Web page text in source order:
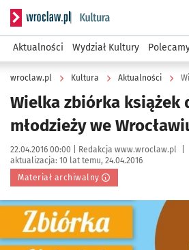
Serwis informacyjny wroclaw.pl
Aktualności Wydział Kultury
wroclaw.pl Kultura Aktualności
Wielka zbiórka książek
młodzieży we
Data publikacji:
22.04.2016 00:00 | Autor:
Redakcja www.wroclaw.pl
aktualizacja: 10 lat temu, 24.04.2016
Materiał archiwalny
Kliknij, aby powiększyć